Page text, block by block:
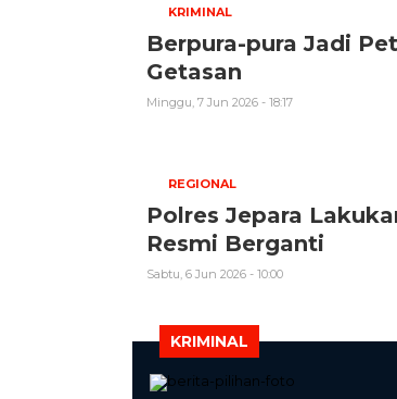
KRIMINAL
Berpura-pura Jadi
Getasan
Minggu, 7 Jun 2026 - 18:17
REGIONAL
Polres Jepara
Resmi Berganti
Sabtu, 6 Jun 2026 - 10:00
KRIMINAL